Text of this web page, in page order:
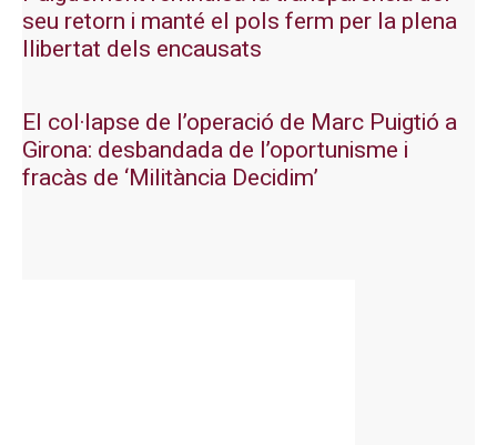
seu retorn i manté el pols ferm per la plena
llibertat dels encausats
El col·lapse de l’operació de Marc Puigtió a
Girona: desbandada de l’oportunisme i
fracàs de ‘Militància Decidim’